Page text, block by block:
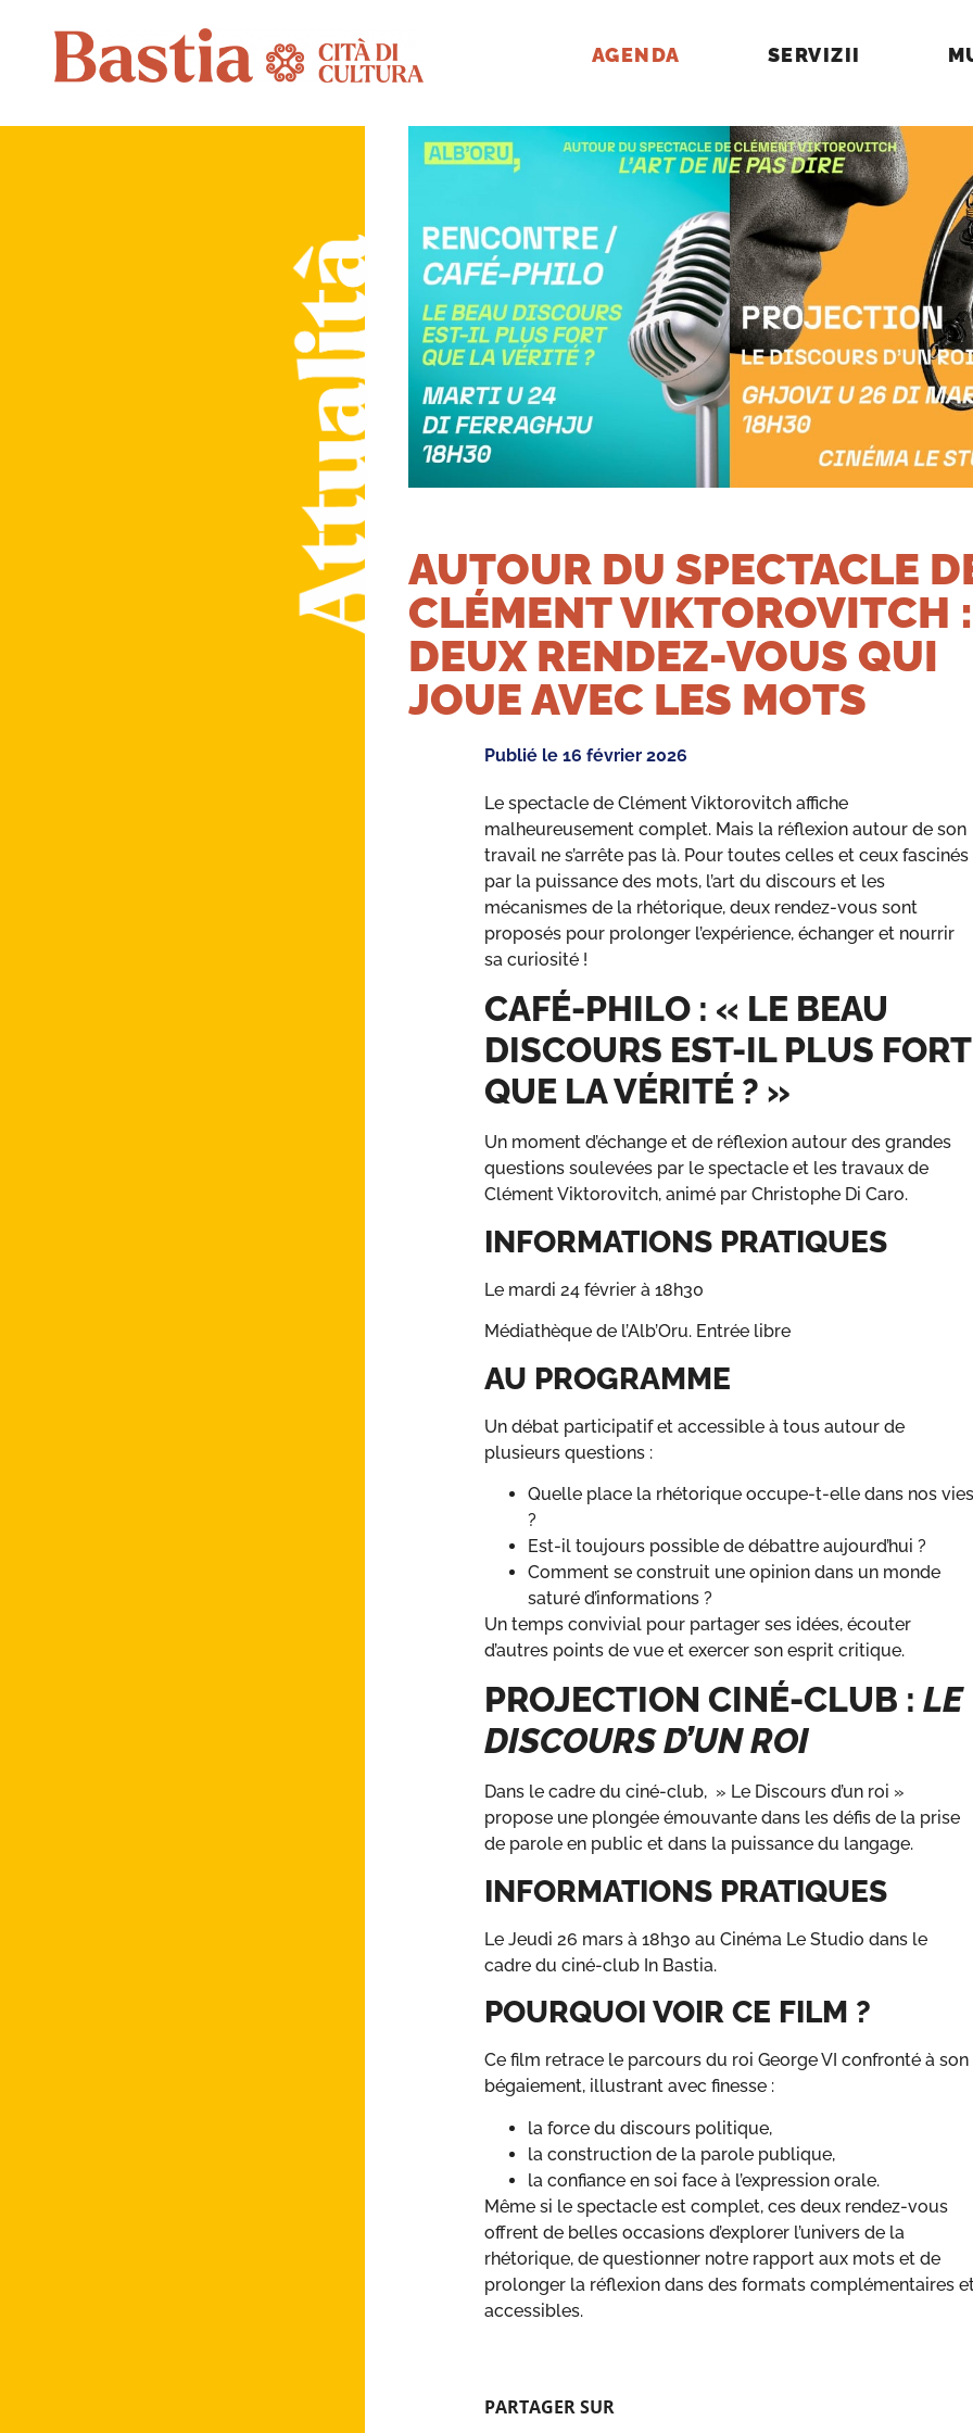
AGENDA SERVIZII
AUTOUR DU SPECTACLE
CLÉMENT VIKTOROVITCH :
DEUX RENDEZ-VOUS QUI
JOUE AVEC LES MOTS
Publié le 16 février 2026
Le spectacle de Clément Viktorovitch affiche
malheureusement complet. Mais la réflexion autour de son
travail ne s’arrête pas là. Pour toutes celles et ceux fascinés
par la puissance des mots, l’art du discours et les
mécanismes de la rhétorique, deux rendez-vous sont
proposés pour prolonger l’expérience, échanger et nourrir
sa curiosité !
CAFÉ-PHILO : « LE BEAU
DISCOURS EST-IL PLUS FORT
QUE LA VÉRITÉ ? »
Un moment d’échange et de réflexion autour des grandes
questions soulevées par le spectacle et les travaux de
Clément Viktorovitch, animé par Christophe Di Caro.
INFORMATIONS PRATIQUES
Le mardi 24 février à 18h30
Médiathèque de l’Alb’Oru. Entrée libre
AU PROGRAMME
Un débat participatif et accessible à tous autour de
plusieurs questions :
Quelle place la rhétorique occupe-t-elle dans nos vies
?
Est-il toujours possible de débattre aujourd’hui ?
Comment se construit une opinion dans un monde
saturé d’informations ?
Un temps convivial pour partager ses idées, écouter
d’autres points de vue et exercer son esprit critique.
PROJECTION CINÉ-CLUB : LE
DISCOURS D’UN ROI
Dans le cadre du ciné-club, » Le Discours d’un roi »
propose une plongée émouvante dans les défis de la prise
de parole en public et dans la puissance du langage.
INFORMATIONS PRATIQUES
Le Jeudi 26 mars à 18h30 au Cinéma Le Studio dans le
cadre du ciné-club In Bastia.
POURQUOI VOIR CE FILM ?
Ce film retrace le parcours du roi George VI confronté à son
bégaiement, illustrant avec finesse :
la force du discours politique,
la construction de la parole publique,
la confiance en soi face à l’expression orale.
Même si le spectacle est complet, ces deux rendez-vous
offrent de belles occasions d’explorer l’univers de la
rhétorique, de questionner notre rapport aux mots et de
prolonger la réflexion dans des formats complémentaires
accessibles.
PARTAGER SUR